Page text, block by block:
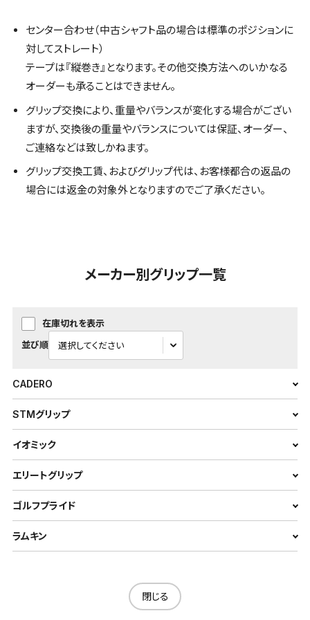
センター合わせ（中古シャフト品の場合は標準のポジションに
対してストレート）
テープは『縦巻き』となります。その他交換方法へのいかなる
オーダーも承ることはできません。
グリップ交換により、重量やバランスが変化する場合がござい
ますが、交換後の重量やバランスについては保証、オーダー、
ご連絡などは致しかねます。
グリップ交換工賃、およびグリップ代は、お客様都合の返品の
場合には返金の対象外となりますのでご了承ください。
メーカー別グリップ一覧
在庫切れを表示
並び順
CADERO
STMグリップ
イオミック
エリートグリップ
ゴルフプライド
ラムキン
閉じる